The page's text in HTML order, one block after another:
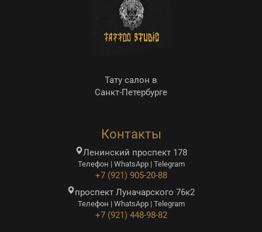
Тату салон в
Санкт-Петербурге
Контакты
Ленинский проспект 178
Телефон | WhatsApp | Telegram
+7 (921) 905-20-88
проспект Луначарского 76к2
Телефон | WhatsApp | Telegram
+7 (921) 448-98-82